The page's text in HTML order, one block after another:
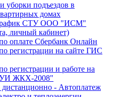
уборки подъездов в
домах
СТУ ООО "ИСМ"
личный кабинет)
оплате Сбербанк Онлайн
регистрации на сайте ГИС
регистрации и работе на
ЖКХ-2008"
дистанционно - Автоплатеж